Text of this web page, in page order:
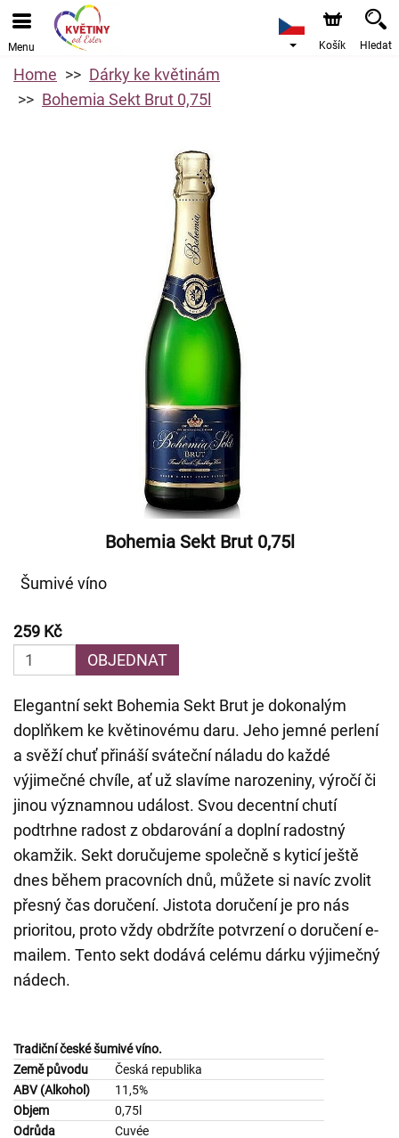
Menu Košík Hledat
Home
Dárky ke květinám
Bohemia Sekt Brut 0,75l
Bohemia Sekt Brut 0,75l
Šumivé víno
259 Kč
OBJEDNAT
Elegantní sekt Bohemia Sekt Brut je dokonalým
doplňkem ke květinovému daru. Jeho jemné perlení
a svěží chuť přináší sváteční náladu do každé
výjimečné chvíle, ať už slavíme narozeniny, výročí či
jinou významnou událost. Svou decentní chutí
podtrhne radost z obdarování a doplní radostný
okamžik. Sekt doručujeme společně s kyticí ještě
dnes během pracovních dnů, můžete si navíc zvolit
přesný čas doručení. Jistota doručení je pro nás
prioritou, proto vždy obdržíte potvrzení o doručení e-
mailem. Tento sekt dodává celému dárku výjimečný
nádech.
Tradiční české šumivé víno.
Země původu Česká republika
ABV (Alkohol)
11,5%
Objem
0,75l
Odrůda
Cuvée